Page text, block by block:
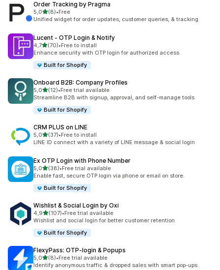
Order Tracking by Pragma
5,0/ 5 tähteä
(8)
8 arvostelua yhteensä
•Free
Unified widget for order updates, customer queries, & tracking
Lucent ‑ OTP Login & Notify
4,7/ 5 tähteä
(70)
70 arvostelua yhteensä
•Free to install
Enhance security with OTP login for authorized access
Built for Shopify
Onboard B2B: Company Profiles
5,0/ 5 tähteä
(12)
12 arvostelua yhteensä
•Free trial available
Streamline B2B with signup, approval, and self-manage tools
Built for Shopify
CRM PLUS on LINE
5,0/ 5 tähteä
(37)
37 arvostelua yhteensä
•Free to install
LINE ID connect with a variety of LINE message & social login
Ex OTP Login with Phone Number
5,0/ 5 tähteä
(38)
38 arvostelua yhteensä
•Free trial available
Enable fast, secure OTP login via phone or email on store.
Built for Shopify
Wishlist & Social Login by Oxi
4,9/ 5 tähteä
(107)
107 arvostelua yhteensä
•Free trial available
Wishlist and social login for better customer retention
Built for Shopify
FlexyPass: OTP‑login & Popups
5,0/ 5 tähteä
(8)
8 arvostelua yhteensä
•Free trial available
Identify anonymous traffic & dropped sales with smart pop-ups.